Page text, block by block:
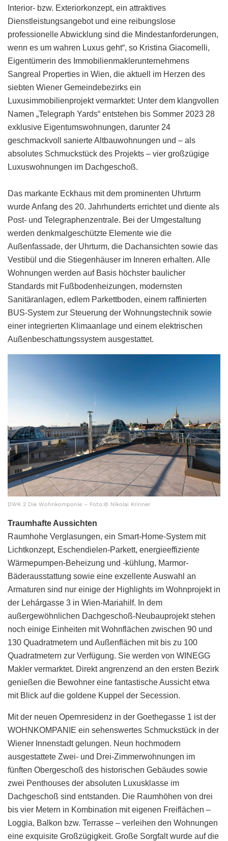
Interior- bzw. Exteriorkonzept, ein attraktives
Dienstleistungsangebot und eine reibungslose
professionelle Abwicklung sind die Mindestanforderungen,
wenn es um wahren Luxus geht“, so Kristina Giacomelli,
Eigentümerin des Immobilienmaklerunternehmens
Sangreal Properties in Wien, die aktuell im Herzen des
siebten Wiener Gemeindebezirks ein
Luxusimmobilienprojekt vermarktet: Unter dem klangvollen
Namen „Telegraph Yards“ entstehen bis Sommer 2023 28
exklusive Eigentumswohnungen, darunter 24
geschmackvoll sanierte Altbauwohnungen und – als
absolutes Schmuckstück des Projekts – vier großzügige
Luxuswohnungen im Dachgeschoß.
Das markante Eckhaus mit dem prominenten Uhrturm
wurde Anfang des 20. Jahrhunderts errichtet und diente als
Post- und Telegraphenzentrale. Bei der Umgestaltung
werden denkmalgeschützte Elemente wie die
Außenfassade, der Uhrturm, die Dachansichten sowie das
Vestibül und die Stiegenhäuser im Inneren erhalten. Alle
Wohnungen werden auf Basis höchster baulicher
Standards mit Fußbodenheizungen, modernsten
Sanitäranlagen, edlem Parkettboden, einem raffinierten
BUS-System zur Steuerung der Wohnungstechnik sowie
einer integrierten Klimaanlage und einem elektrischen
Außenbeschattungssystem ausgestattet.
DWK 2 Die Wohnkomponie – Foto:© Nikolai Krinner
Traumhafte Aussichten
Raumhohe Verglasungen, ein Smart-Home-System mit
Lichtkonzept, Eschendielen-Parkett, energieeffiziente
Wärmepumpen-Beheizung und -kühlung, Marmor-
Bäderausstattung sowie eine exzellente Auswahl an
Armaturen sind nur einige der Highlights im Wohnprojekt in
der Lehárgasse 3 in Wien-Mariahilf. In dem
außergewöhnlichen Dachgeschoß-Neubauprojekt stehen
noch einige Einheiten mit Wohnflächen zwischen 90 und
130 Quadratmetern und Außenflächen mit bis zu 100
Quadratmetern zur Verfügung. Sie werden von WINEGG
Makler vermarktet. Direkt angrenzend an den ersten Bezirk
genießen die Bewohner eine fantastische Aussicht etwa
mit Blick auf die goldene Kuppel der Secession.
Mit der neuen Opernresidenz in der Goethegasse 1 ist der
WOHNKOMPANIE ein sehenswertes Schmuckstück in der
Wiener Innenstadt gelungen. Neun hochmodern
ausgestattete Zwei- und Drei-Zimmerwohnungen im
fünften Obergeschoß des historischen Gebäudes sowie
zwei Penthouses der absoluten Luxusklasse im
Dachgeschoß sind entstanden. Die Raumhöhen von drei
bis vier Metern in Kombination mit eigenen Freiflächen –
Loggia, Balkon bzw. Terrasse – verleihen den Wohnungen
eine exquisite Großzügigkeit. Große Sorgfalt wurde auf die